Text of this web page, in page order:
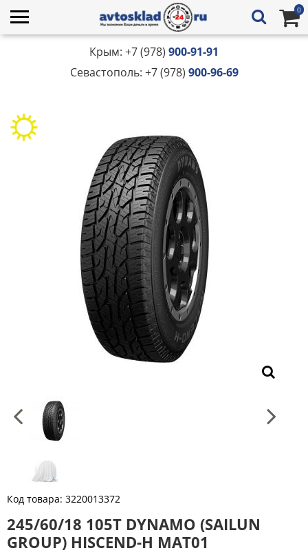
0
Крым: +7 (978) 900-91-91
Севастополь: +7 (978) 900-96-69
Код товара: 3220013372
245/60/18 105T DYNAMO (SAILUN
GROUP) HISCEND-H MAT01